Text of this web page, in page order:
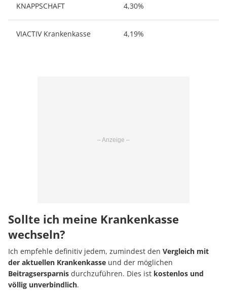
KNAPPSCHAFT 4,30%
VIACTIV Krankenkasse 4,19%
Sollte ich meine Krankenkasse
wechseln?
Ich empfehle definitiv jedem, zumindest den Vergleich mit
der aktuellen Krankenkasse und der möglichen
Beitragsersparnis durchzuführen. Dies ist kostenlos und
völlig unverbindlich.